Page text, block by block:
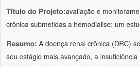
Título do Projeto:avaliação e
crônica submetidas a hemodiálise: um
Resumo: A doença renal crônica (DRC)
seu estágio mais avançado, a